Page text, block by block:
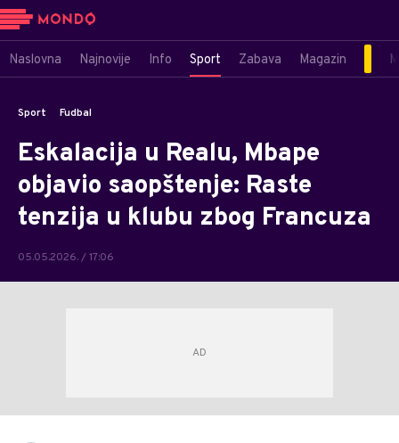
Naslovna Najnovije Info Sport Zabava Magazin
Sport Fudbal
Eskalacija u Realu, Mbape
objavio saopštenje: Raste
tenzija u klubu zbog Francuza
05.05.2026. / 17:06